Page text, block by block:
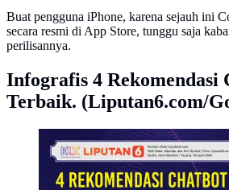
Buat pengguna iPhone, karena sejauh ini
secara resmi di App Store, tunggu saja
perilisannya.
Infografis 4 Rekomendasi
Terbaik. (Liputan6.com/